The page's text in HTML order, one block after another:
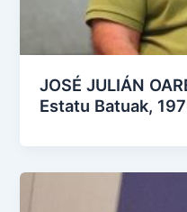
JOSÉ JULIÁN
Estatu Batuak,